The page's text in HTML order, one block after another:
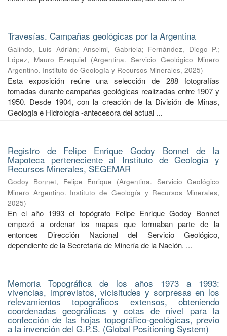
Travesías. Campañas geológicas por la Argentina
Galindo, Luis Adrián;Anselmi, Gabriela; Fernández, Diego P.;
López, Mauro Ezequiel (Argentina. Servicio Geológico Minero
Argentino. Instituto de Geología y Recursos Minerales, 2025)
Esta exposición reúne una selección de 288 fotografías
tomadas durante campañas geológicas realizadas entre 1907 y
1950. Desde 1904, con la creación de la División de Minas,
Geología e Hidrología -antecesora del actual ...
Registro de Felipe Enrique Godoy Bonnet de la
Mapoteca perteneciente al Instituto de Geología y
Recursos Minerales, SEGEMAR
Godoy Bonnet, Felipe Enrique (Argentina. Servicio Geológico
Minero Argentino. Instituto de Geología y Recursos Minerales,
2025)
En el año 1993 el topógrafo Felipe Enrique Godoy Bonnet
empezó a ordenar los mapas que formaban parte de la
entonces Dirección Nacional del Servicio Geológico,
dependiente de la Secretaría de Minería de la Nación. ...
Memoria Topográfica de los años 1973 a 1993:
vivencias, imprevistos, vicisitudes y sorpresas en los
relevamientos topográficos extensos, obteniendo
coordenadas geográficas y cotas de nivel para la
confección de las hojas topográfico-geológicas, previo
a la invención del G.P.S. (Global Positioning System)